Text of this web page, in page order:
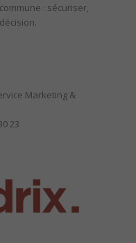
: sécuriser,
Marketing &
23